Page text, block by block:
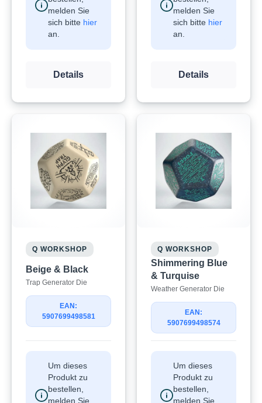
melden Sie
sich bitte hier
an.
Details
melden Sie
sich bitte hier
an.
Details
Q WORKSHOP
Beige & Black
Trap Generator Die
EAN:
5907699498581
Um dieses
Produkt zu
bestellen,
melden Sie
Q WORKSHOP
Shimmering Blue
& Turquise
Weather Generator Die
EAN:
5907699498574
Um dieses
Produkt zu
bestellen,
melden Sie